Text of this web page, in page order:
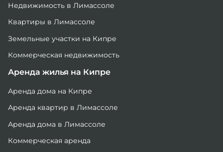
Недвижимость в Лимассоле
Квартиры в Лимассоле
Земельные участки на Кипре
Коммерческая недвижимость
Аренда жилья на Кипре
Аренда дома на Кипре
Аренда квартир в Лимассоле
Аренда дома в Лимассоле
Коммерческая аренда